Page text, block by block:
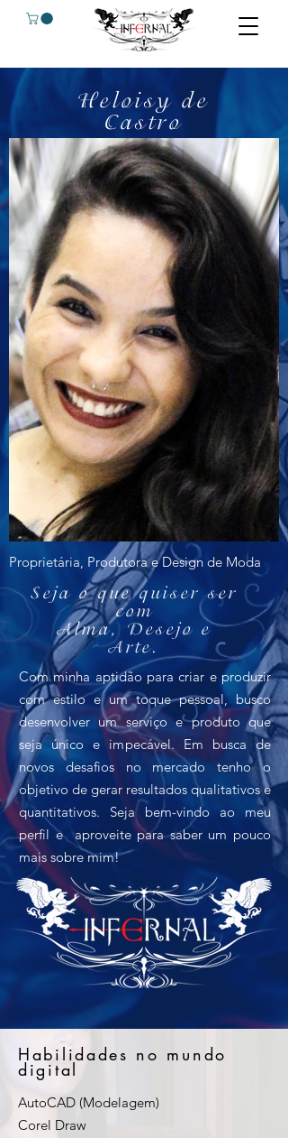
Heloisyde
Castro
Proprietária, Produtora e Design de Moda
Seja o que quiser ser
com
Alma, Desejo e
Arte.
Com minha aptidão para criar e produzir
com estilo e um toque pessoal, busco
desenvolver um serviço e produto que
seja único e impecável. Em busca de
novos desafios no mercado tenho o
objetivo de gerar resultados qualitativos e
quantitativos. Seja bem-vindo ao meu
perfil e aproveite para saber um pouco
mais sobre mim!
Habilidades no mundo
digital
AutoCAD (Modelagem)
Corel Draw